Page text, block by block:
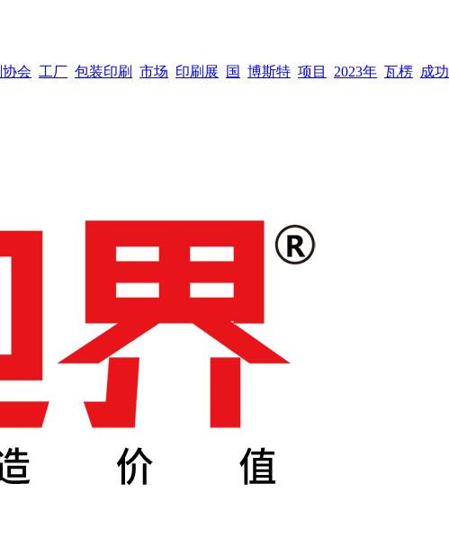
会 工厂 包装印刷 市场 印刷展 国 博斯特 项目 2023年 瓦楞 成功